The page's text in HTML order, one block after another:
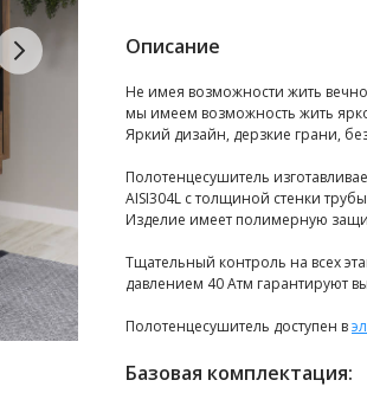
Описание
Не имея возможности жить
мы имеем возможность жить
Яркий дизайн, дерзкие грани,
Полотенцесушитель
AISI304L с толщиной стенки
Изделие имеет полимерную
Тщательный контроль на всех
давлением 40 Атм гарантируют
Полотенцесушитель доступен в
Базовая комплектация: